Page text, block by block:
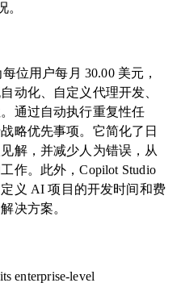
。
位用户每月 30.00 美元，
动化、自定义代理开发、
通过自动执行重复性任
略优先事项。它简化了日
解，并减少人为错误，从
作。此外，Copilot Studio
义 AI 项目的开发时间和费
决方案。
enterprise-level